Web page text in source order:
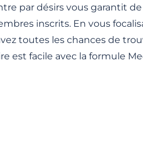
par désirs vous garantit
inscrits. En vous
toutes les chances de
est facile avec la formule